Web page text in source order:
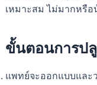
เหมาะสม ไม่มากหรือ
ขั้นตอนการป
แพทย์จะออกแบบและ